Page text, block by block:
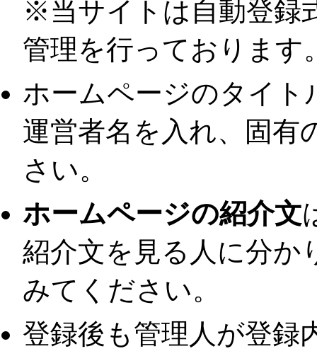
※当サイトは自動登録
管理を行っております
ホームページのタイト
運営者名を入れ、固有
さい。
ホームページの紹介文
紹介文を見る人に分か
みてください。
登録後も管理人が登録